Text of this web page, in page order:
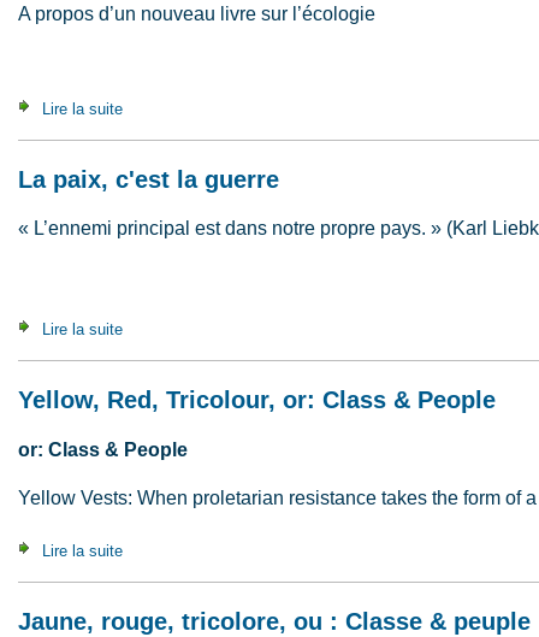
A propos d’un nouveau livre sur l’écologie
Lire la suite
La paix, c'est la guerre
« L’ennemi principal est dans notre propre pays. » (Karl
Lire la suite
Yellow, Red, Tricolour, or: Class & People
or: Class & People
Yellow Vests: When proletarian resistance takes the form of
Lire la suite
Jaune, rouge, tricolore, ou : Classe & peuple